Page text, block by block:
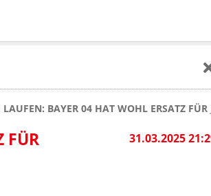
LAUFEN: BAYER 04 HAT WOHL ERSATZ
31.03.2025
FÜR